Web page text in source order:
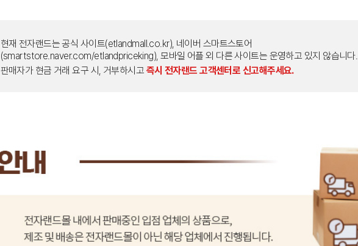
현재 전자랜드는 공식 사이트(etlandmall.co.kr), 네이버 스마트스토어
(smartstore.naver.com/etlandpriceking), 모바일 어플 외 다른 사이트는 운영하고 있지 않습니다.
판매자가 현금 거래 요구 시, 거부하시고 즉시 전자랜드 고객센터로 신고해주세요.